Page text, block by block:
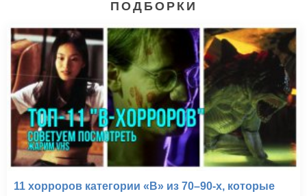
ПОДБОРКИ
11 хорроров категории «B» из 70–90-х, которые